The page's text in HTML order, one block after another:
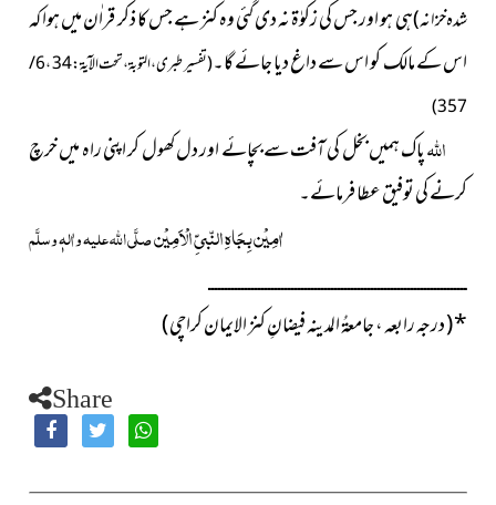
شدہ خزانہ )ہی ہو اور جس کی زکوٰۃ نہ دی گئی وہ کنز ہے جس کا ذکر قراٰن میں ہوا کہ
اس کے مالک کو اس سے داغ دیا جائے گا۔
( تفسیر طبری ، التوبۃ ، تحت الآیۃ : 34 ، 6 /
357 )
اللہپاک ہمیںبخلکی آفت سے بچائے اور دل کھول کر اپنی راہ میں خرچ
کرنے کی توفیق عطا فرمائے۔
اٰمِیْن بِجَاہِ النّبیِّ الْاَمِیْنصلَّی اللہ علیہ واٰلہٖ وسلَّم
ــــــــــــــــــــــــــــــــــــــــــــــــــــــــــــــــــــــــــــــ
*( درجہ رابعہ ، جامعۃُ المدینہ فیضانِ کنز الایمان کراچی )
Share